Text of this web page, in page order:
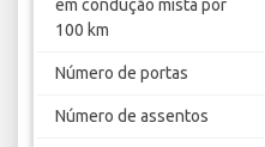
em condução mista por
100 km
Número de portas
Número de assentos